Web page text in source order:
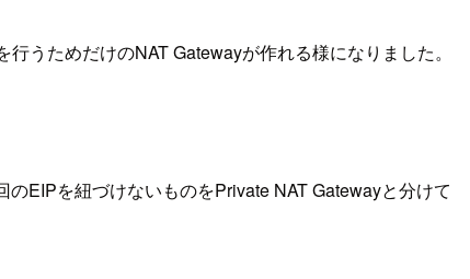
うためだけのNAT Gatewayが作れる様になりました。
EIPを紐づけないものをPrivate NAT Gatewayと分けて